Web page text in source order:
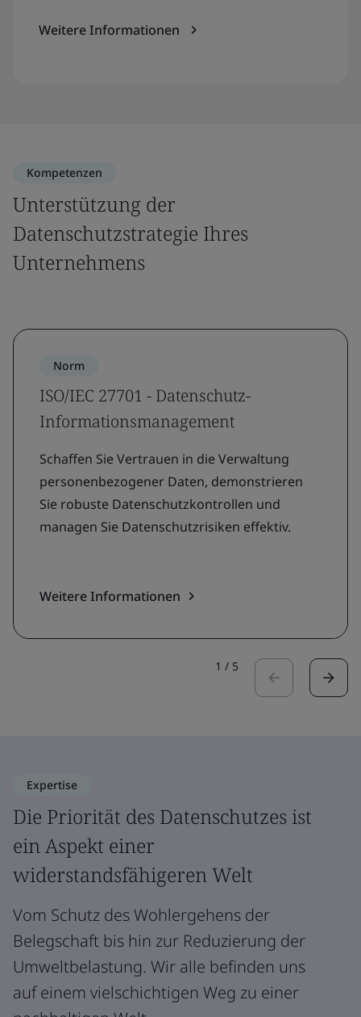
Weitere Informationen
Kompetenzen
Unterstützung der
Datenschutzstrategie Ihres
Unternehmens
Norm
ISO/IEC 27701 - Datenschutz-
Informationsmanagement
Schaffen Sie Vertrauen in die Verwaltung
personenbezogener Daten, demonstrieren
Sie robuste Datenschutzkontrollen und
managen Sie Datenschutzrisiken effektiv.
Weitere Informationen
1 / 5
Expertise
Die Priorität des Datenschutzes ist
ein Aspekt einer
widerstandsfähigeren Welt
Vom Schutz des Wohlergehens der
Belegschaft bis hin zur Reduzierung der
Umweltbelastung. Wir alle befinden uns
auf einem vielschichtigen Weg zu einer